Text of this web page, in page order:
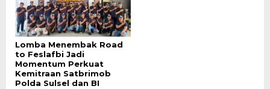
Lomba Menembak Road
to Feslafbi Jadi
Momentum Perkuat
Kemitraan Satbrimob
Polda Sulsel dan BI